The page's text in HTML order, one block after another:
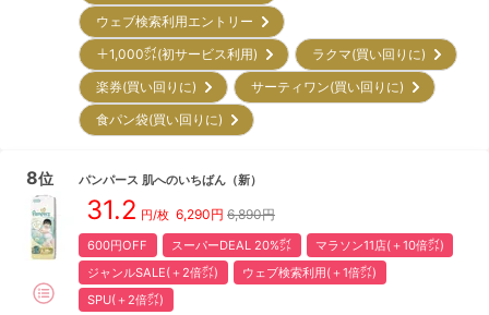
ウェブ検索利用エントリー
＋1,000㌽(初サービス利用)
ラクマ(買い回りに)
楽券(買い回りに)
サーティワン(買い回りに)
食パン袋(買い回りに)
8位 パンパース 肌へのいちばん （新）
31.2 円/枚 6,290円 6,890円
600円OFF スーパーDEAL 20%㌽
マラソン11店(＋10倍㌽)
ジャンルSALE(＋2倍㌽)
ウェブ検索利用(＋1倍㌽)
SPU(＋2倍㌽)